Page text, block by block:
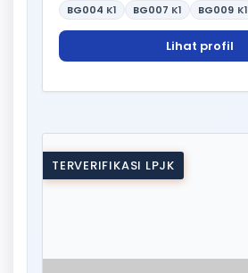
BG004 K1 BG007 K1 BG009 K1
Lihat profil
TERVERIFIKASI LPJK